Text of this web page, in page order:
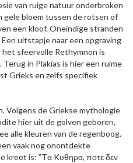
van ruige natuur onderbroken
gele bloem tussen de rotsen of
een kloof. Oneindige stranden
uitstapje naar een opgraving
sfeervolle Rethymnon is
in Plakias is hier een ruime
Grieks en zelfs specifiek
Volgens de Griekse mythologie
hier uit de golven geboren,
alle kleuren van de regenboog.
vaak nog onontdekte
kreet is: ”Tα Kυθηρα, ποτε δεν